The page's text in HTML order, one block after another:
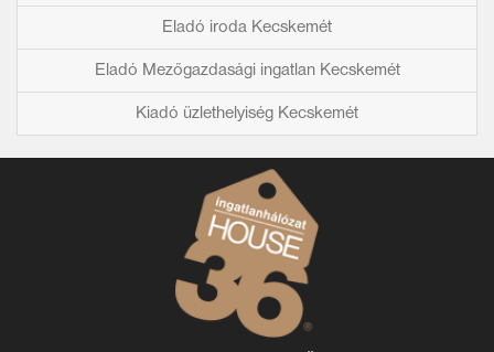
Eladó iroda Kecskemét
Eladó Mezőgazdasági ingatlan Kecskemét
Kiadó üzlethelyiség Kecskemét